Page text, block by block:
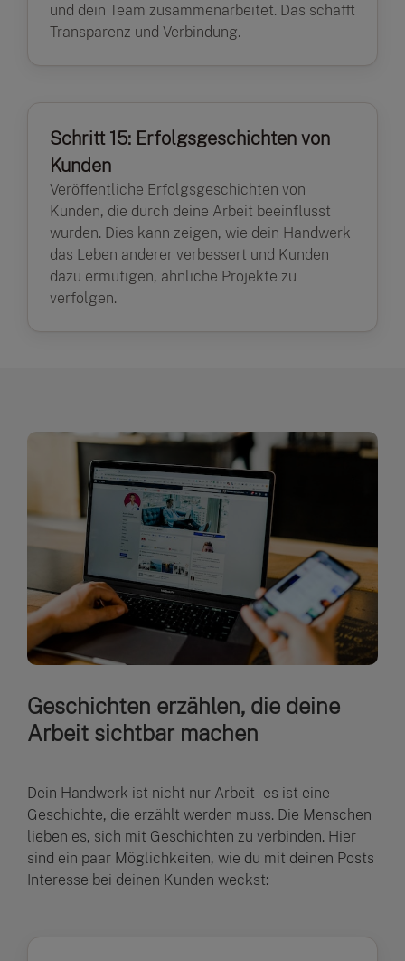
und dein Team zusammenarbeitet. Das schafft
Transparenz und Verbindung.
Schritt 15: Erfolgsgeschichten von
Kunden
Veröffentliche Erfolgsgeschichten von
Kunden, die durch deine Arbeit beeinflusst
wurden. Dies kann zeigen, wie dein Handwerk
das Leben anderer verbessert und Kunden
dazu ermutigen, ähnliche Projekte zu
verfolgen.
Geschichten erzählen, die deine
Arbeit sichtbar machen
Dein Handwerk ist nicht nur Arbeit - es ist eine
Geschichte, die erzählt werden muss. Die Menschen
lieben es, sich mit Geschichten zu verbinden. Hier
sind ein paar Möglichkeiten, wie du mit deinen Posts
Interesse bei deinen Kunden weckst: